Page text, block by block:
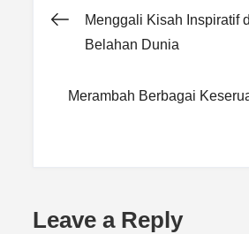
Post
Menggali Kisah Inspiratif
Belahan Dunia
Merambah Berbagai
Leave a Reply